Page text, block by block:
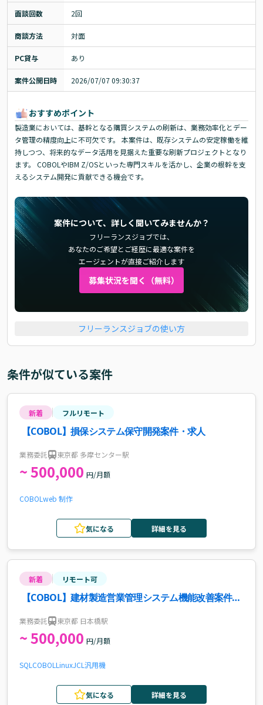
面談回数 2回
商談方法 対面
PC貸与 あり
案件公開日時 2026/07/07 09:30:37
おすすめポイント
製造業においては、基幹となる購買システムの刷新は、業務効率化とデー
タ管理の精度向上に不可欠です。 本案件は、既存システムの安定稼働を維
持しつつ、将来的なデータ活用を見据えた重要な刷新プロジェクトとなり
ます。 COBOLやIBM Z/OSといった専門スキルを活かし、企業の根幹を支
えるシステム開発に貢献できる機会です。
案件について、詳しく聞いてみませんか？
フリーランスジョブでは、
あなたのご希望とご経歴に最適な案件を
エージェントが直接ご紹介します
募集状況を聞く（無料）
フリーランスジョブの使い方
条件が似ている案件
新着 フルリモート
【COBOL】損保システム保守開発案件・求人
業務委託 東京都 多摩センター駅
~ 500,000 円/月額
COBOL web 制作
気になる 詳細を見る
新着 リモート可
【COBOL】建材製造営業管理システム機能改善案件・
業務委託 東京都 日本橋駅
~ 500,000 円/月額
SQL COBOL LinuxJCL 汎用機
気になる 詳細を見る